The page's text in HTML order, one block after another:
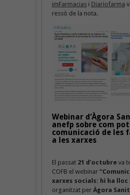
imFarmaciasi Diariofarma
ressò de la nota.
Webinar d’Àgora
anefp sobre com
comunicació de les
a les xarxes
El passat 21 d’octubreva
COFB el webinar
xarxes socials: hi ha
organitzat per Àgora